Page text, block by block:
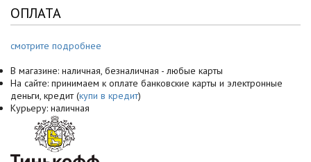
ОПЛАТА
смотрите подробнее
В магазине: наличная, безналичная - любые карты
На сайте: принимаем к оплате банковские карты и электронные
деньги, кредит (купи в кредит)
Курьеру: наличная